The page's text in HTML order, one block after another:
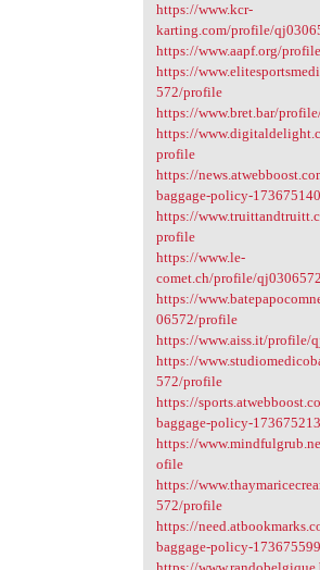
https://www.kcr-
karting.com/profile/
https://www.aapf.org/
https://
572/profile
https://www.bret.bar/
https://
profile
https://
baggage-policy-
https://
profile
https://www.le-
comet.ch/profile/
https://
06572/profile
https://www.aiss.it/profile/
https://
572/profile
https://
baggage-policy-
https://
ofile
https://
572/profile
https://
baggage-policy-